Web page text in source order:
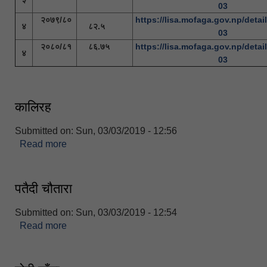
03
४
२०७९/८०
८२.५
https://lisa.mofaga.gov.np/
03
४
२०८०/८१ ८६.७५
https://lisa.mofaga.gov.np/
03
कालिरह
Submitted on: Sun, 03/03/2019 - 12:56
Read more
पतैदी चौतारा
Submitted on: Sun, 03/03/2019 - 12:54
Read more